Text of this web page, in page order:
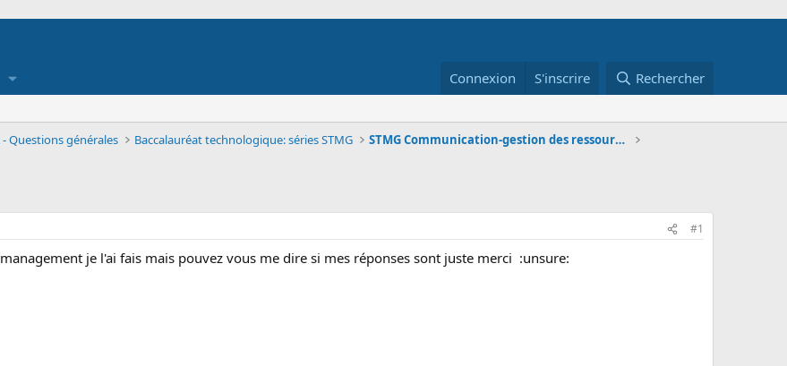
Connexion S'inscrire Rechercher
- Questions générales Baccalauréat technologique: séries STMG STMG Communication-gestion des ressources humain
#1
je l'ai fais mais pouvez vous me dire si mes réponses sont juste merci :unsure: